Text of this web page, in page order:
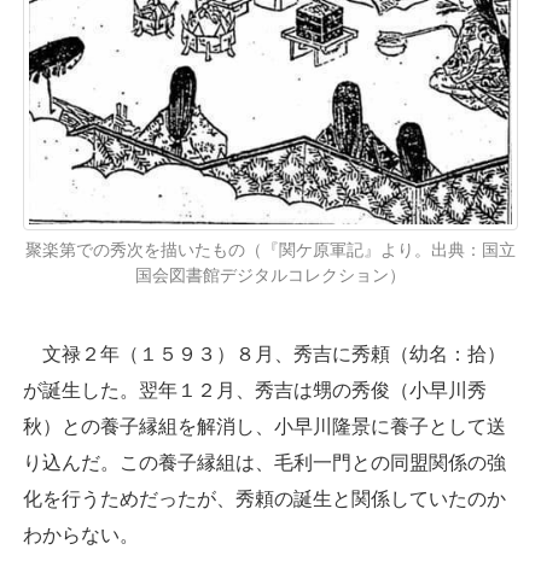
聚楽第での秀次を描いたもの（『関ケ原軍記』より。出典：国立
国会図書館デジタルコレクション）
文禄２年（１５９３）８月、秀吉に秀頼（幼名：拾）
が誕生した。翌年１２月、秀吉は甥の秀俊（小早川秀
秋）との養子縁組を解消し、小早川隆景に養子として送
り込んだ。この養子縁組は、毛利一門との同盟関係の強
化を行うためだったが、秀頼の誕生と関係していたのか
わからない。